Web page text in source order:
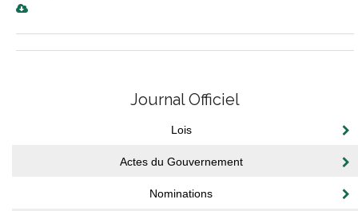
Journal Officiel
Lois
Actes du Gouvernement
Nominations